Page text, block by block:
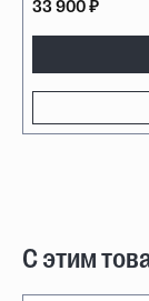
33 900 ₽
С этим